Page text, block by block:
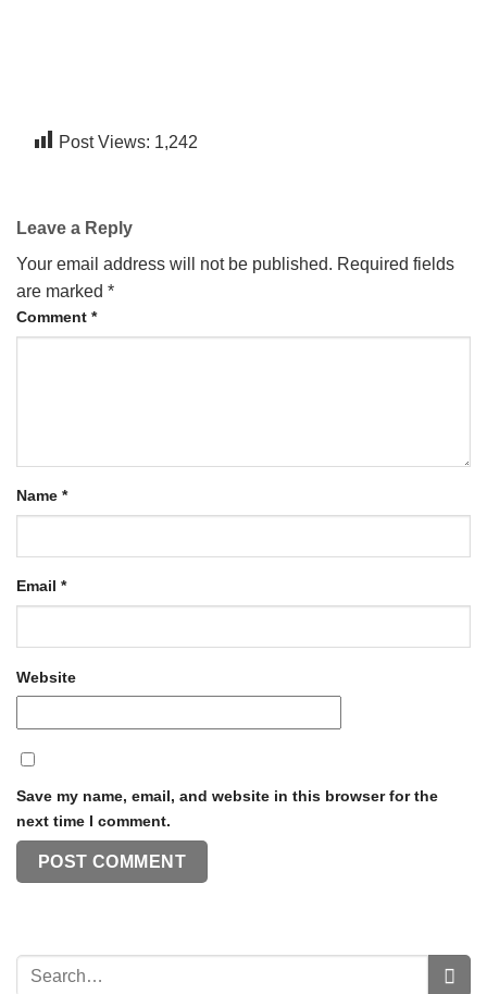
Post Views: 1,242
Leave a Reply
Your email address will not be published. Required fields
are marked *
Comment *
Name *
Email *
Website
Save my name, email, and website in this browser for the
next time I comment.